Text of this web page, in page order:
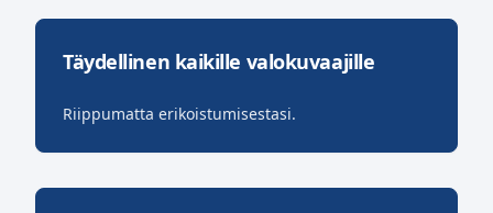
Täydellinen kaikille valokuvaajille
Riippumatta erikoistumisestasi.